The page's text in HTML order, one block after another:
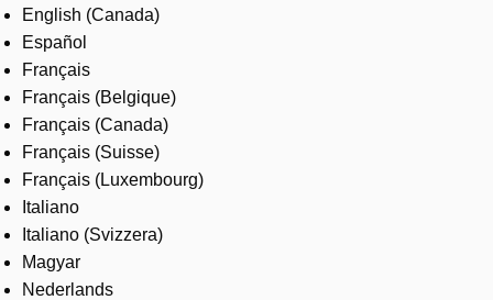
English (Canada)
Español
Français
Français (Belgique)
Français (Canada)
Français (Suisse)
Français (Luxembourg)
Italiano
Italiano (Svizzera)
Magyar
Nederlands